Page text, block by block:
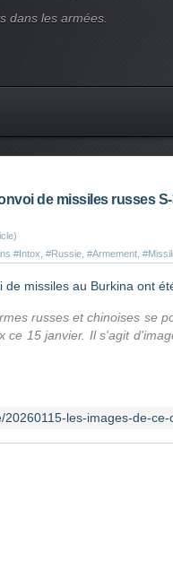
dans les armées.
de missiles russes
#Intox #Russie #Armement
russes et chinoises se
ce 15 janvier. Il s'agit